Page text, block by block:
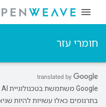
חומרי עזר
בתרגומים כאלו עשויות להיות